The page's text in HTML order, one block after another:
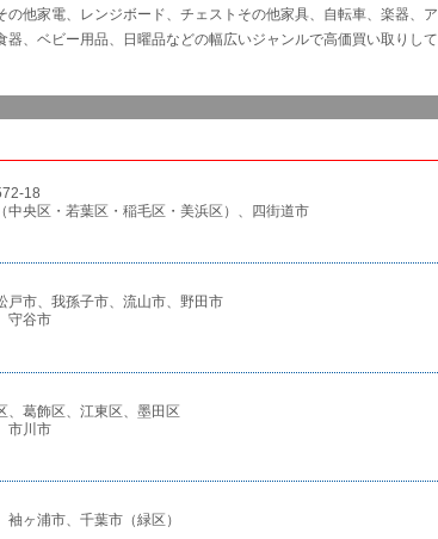
他家電、レンジボード、チェストその他家具、自転車、楽器、ア
、ベビー用品、日曜品などの幅広いジャンルで高価買い取りして
18
央区・若葉区・稲毛区・美浜区）、四街道市
市、我孫子市、流山市、野田市
谷市
葛飾区、江東区、墨田区
川市
ヶ浦市、千葉市（緑区）